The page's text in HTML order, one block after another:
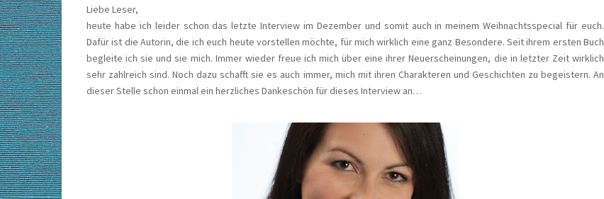
Liebe Leser,
heute habe ich leider schon das letzte Interview im Dezember und somit auch in meinem Weihnachtsspecial für euch.
Dafür ist die Autorin, die ich euch heute vorstellen möchte, für mich wirklich eine ganz Besondere. Seit ihrem ersten Buch
begleite ich sie und sie mich. Immer wieder freue ich mich über eine ihrer Neuerscheinungen, die in letzter Zeit wirklich
sehr zahlreich sind. Noch dazu schafft sie es auch immer, mich mit ihren Charakteren und Geschichten zu begeistern. An
dieser Stelle schon einmal ein herzliches Dankeschön für dieses Interview an…